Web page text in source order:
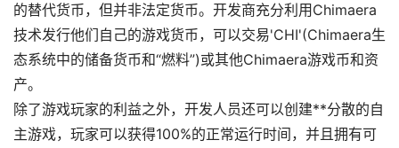
的替代货币，但并非法定货币。开发商充分利用Chimaera
技术发行他们自己的游戏货币，可以交易'CHI'(Chimaera生
态系统中的储备货币和“燃料”)或其他Chimaera游戏币和资
产。
除了游戏玩家的利益之外，开发人员还可以创建**分散的自
主游戏，玩家可以获得100%的正常运行时间，并且拥有可